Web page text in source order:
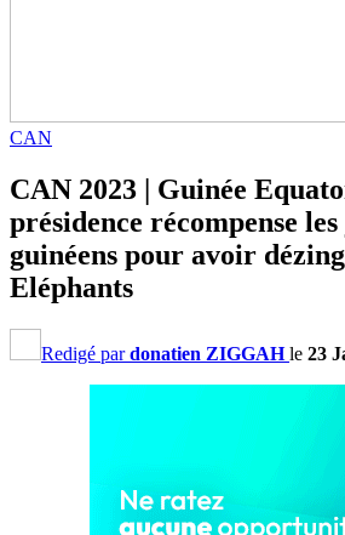
CAN
CAN 2023 | Guinée
présidence récompense
guinéens pour avoir
Eléphants
Redigé pardonatien ZIGGAH le 23